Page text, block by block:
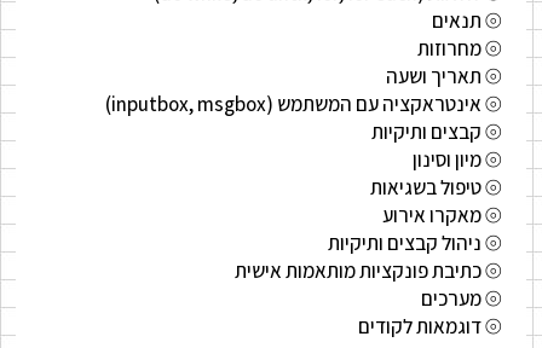
⦾ תנאים
⦾ מחרוזות
⦾ תאריך ושעה
⦾ אינטראקציה עם המשתמש (inputbox, msgbox)
⦾ קבצים ותיקיות
⦾ מיון וסינון
⦾ טיפול בשגיאות
⦾ מאקרו אירוע
⦾ניהול קבצים ותיקיות
⦾כתיבת פונקציות מותאמות אישית
⦾ מערכים
⦾ דוגמאות לקודים